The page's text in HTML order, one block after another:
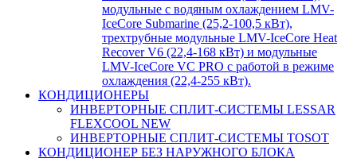
модульные с водяным охлаждением LMV-
IceCore Submarine (25,2-100,5 кВт),
трехтрубные модульные LMV-IceCore Heat
Recover V6 (22,4-168 кВт) и модульные
LMV-IceCore VC PRO с работой в режиме
охлаждения (22,4-255 кВт).
КОНДИЦИОНЕРЫ
ИНВЕРТОРНЫЕ СПЛИТ-СИСТЕМЫ LESSAR
FLEXCOOL NEW
ИНВЕРТОРНЫЕ СПЛИТ-СИСТЕМЫ TOSOT
КОНДИЦИОНЕР БЕЗ НАРУЖНОГО БЛОКА